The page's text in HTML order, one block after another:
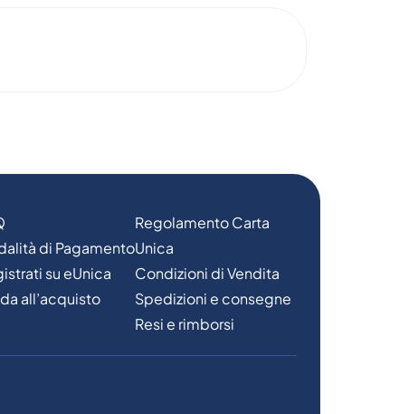
di Pagamento
su eUnica
all’acquisto
Regolamento Carta
Unica
Condizioni di Vendita
Spedizioni e consegne
Resi e rimborsi